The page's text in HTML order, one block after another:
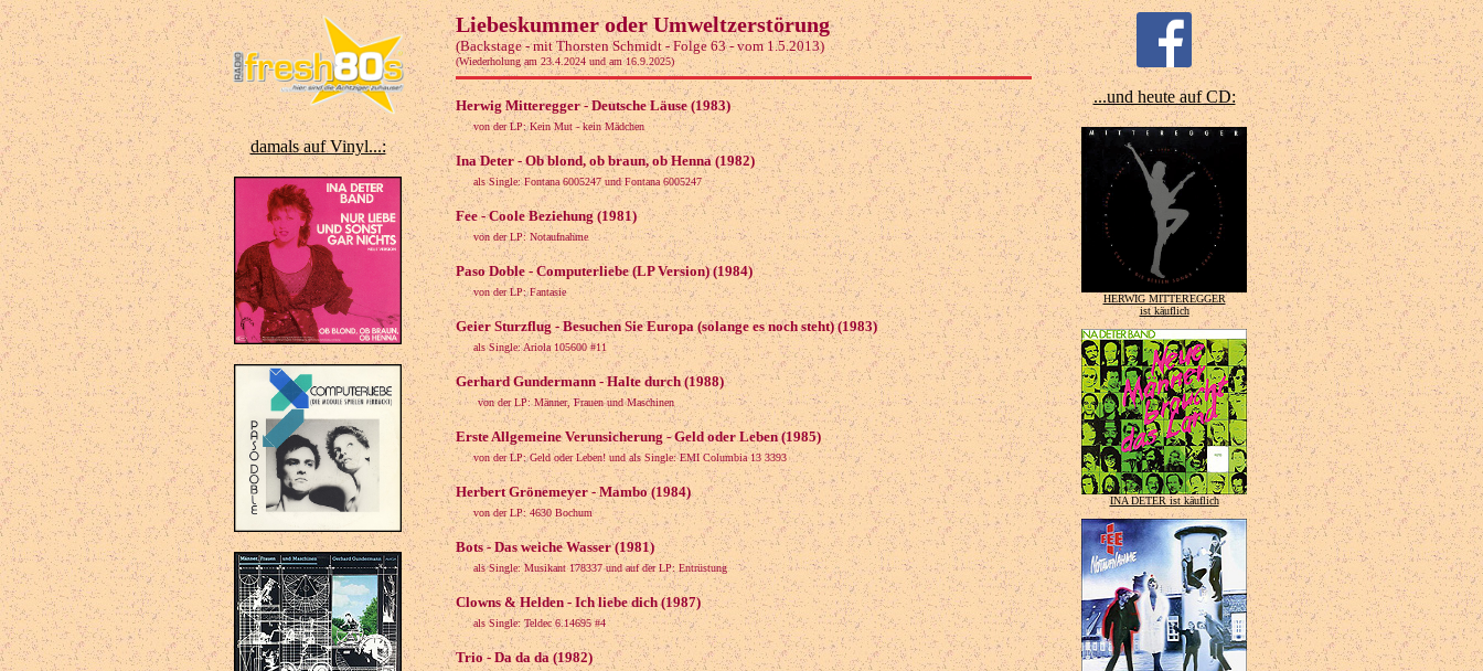
damals auf Vinyl...:
Liebeskummer oder Umweltzerstörung
(Backstage - mit Thorsten Schmidt - Folge 63 - vom 1.5.2013)
(Wiederholung am 23.4.2024 und am 16.9.2025)
Herwig Mitteregger - Deutsche Läuse (1983)
von der LP: Kein Mut - kein Mädchen
Ina Deter - Ob blond, ob braun, ob Henna (1982)
als Single: Fontana 6005247 und Fontana 6005247
Fee - Coole Beziehung (1981)
von der LP: Notaufnahme
Paso Doble - Computerliebe (LP Version) (1984)
von der LP: Fantasie
Geier Sturzflug - Besuchen Sie Europa (solange es noch steht) (1983)
als Single: Ariola 105600 #11
Gerhard Gundermann - Halte durch (1988)
von der LP: Männer, Frauen und Maschinen
Erste Allgemeine Verunsicherung - Geld oder Leben (1985)
von der LP: Geld oder Leben! und als Single: EMI Columbia 13 3393
Herbert Grönemeyer - Mambo (1984)
von der LP: 4630 Bochum
Bots - Das weiche Wasser (1981)
als Single: Musikant 178337 und auf der LP: Entrüstung
Clowns & Helden - Ich liebe dich (1987)
als Single: Teldec 6.14695 #4
Trio - Da da da (1982)
...und heute auf CD:
HERWIG MITTEREGGER
ist käuflich
INA DETER ist käuflich